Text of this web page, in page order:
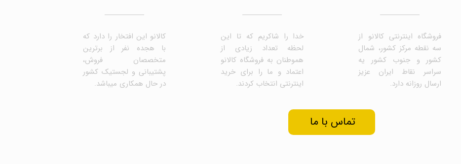
فروشگاه اینترنتی کالانو از
سه نقطه مرکز کشور، شمال
کشور و جنوب کشور یه
سراسر نقاط ایران عزیز
ارسال روزانه دارد.
خدا را شاکریم که تا این
لحظه تعداد زیادی از
هموطنان به فروشگاه کالانو
اعتماد و ما را برای خرید
اینترنتی انتخاب کردند.
کالانو این افتخار را دارد که
با هجده نفر از برترین
متخصصان فروش،
پشتیبانی و لجستیک کشور
در حال همکاری میباشد.
تماس با ما